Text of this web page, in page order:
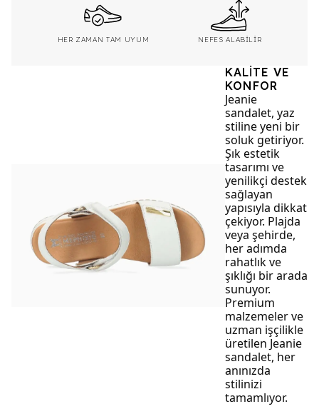
HER ZAMAN TAM UYUM NEFES ALABİLİR
KALİTE VE
KONFOR
Jeanie
sandalet, yaz
stiline yeni bir
soluk getiriyor.
Şık estetik
tasarımı ve
yenilikçi destek
sağlayan
yapısıyla dikkat
çekiyor. Plajda
veya şehirde,
her adımda
rahatlık ve
şıklığı bir arada
sunuyor.
Premium
malzemeler ve
uzman işçilikle
üretilen Jeanie
sandalet, her
anınızda
stilinizi
tamamlıyor.